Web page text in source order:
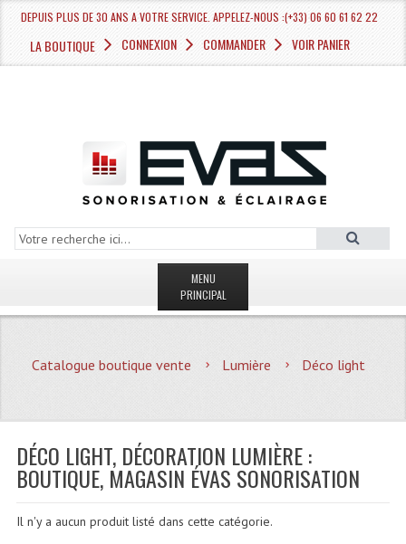
DEPUIS PLUS DE 30 ANS A VOTRE SERVICE. APPELEZ-NOUS :(+33) 06 60 61 62 22
LA BOUTIQUE CONNEXION COMMANDER VOIR PANIER
MENU
PRINCIPAL
MAGASIN
Plan Acces, Horaires.
Location De Matériel
Catalogue boutique vente Lumière Déco light
DÉCO LIGHT, DÉCORATION LUMIÈRE :
BOUTIQUE, MAGASIN ÉVAS SONORISATION
Il n'y a aucun produit listé dans cette catégorie.